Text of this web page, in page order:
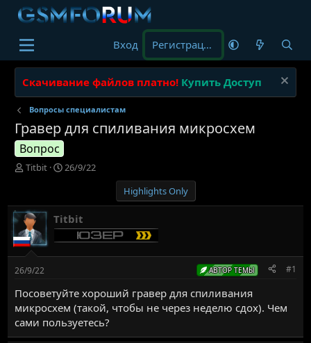
Вход Регистрация
Скачивание файлов платно! Купить Доступ
Вопросы специалистам
Гравер для спиливания микросхем
Вопрос
А
о
р
т
е
м
ы
Titbit
Д
а
н
а
ч
а
26/9/22
Highlights Only
Titbit
26/9/22 АВТОР ТЕМЫ #1
Посоветуйте хороший гравер для спиливания
микросхем (такой, чтобы не через неделю сдох). Чем
сами пользуетесь?